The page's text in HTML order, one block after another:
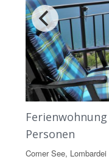
Personen
Comer See,